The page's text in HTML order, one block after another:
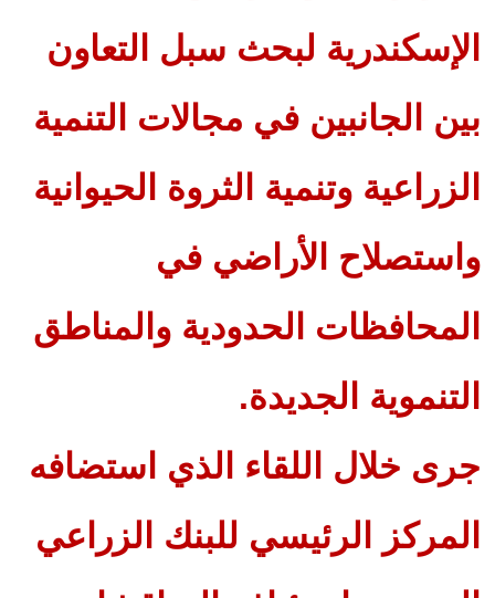
الإسكندرية لبحث سبل التعاون
بين الجانبين في مجالات التنمية
الزراعية وتنمية الثروة الحيوانية
واستصلاح الأراضي في
المحافظات الحدودية والمناطق
التنموية الجديدة.
جرى خلال اللقاء الذي استضافه
المركز الرئيسي للبنك الزراعي